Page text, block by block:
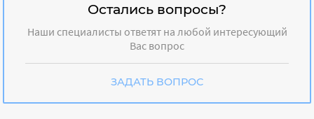
Остались вопросы?
Наши специалисты ответят на любой интересующий
Вас вопрос
ЗАДАТЬ ВОПРОС